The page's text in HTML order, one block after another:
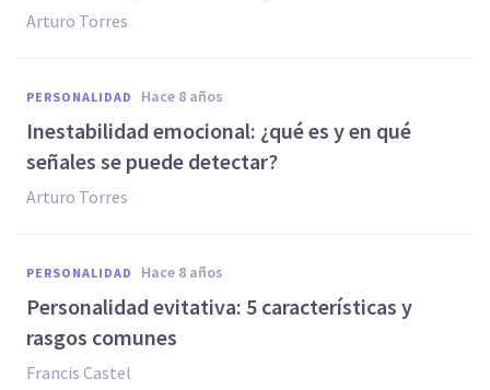
Arturo Torres
PERSONALIDAD hace 8 años
Inestabilidad emocional: ¿qué es y en qué
señales se puede detectar?
Arturo Torres
PERSONALIDAD hace 8 años
Personalidad evitativa: 5 características y
rasgos comunes
Francis Castel